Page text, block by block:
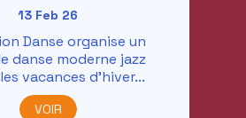
13 Feb 26
Danse organise un
danse moderne jazz
vacances d'hiver...
VOIR